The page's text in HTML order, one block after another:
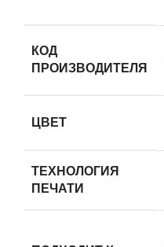
КОД
ПРОИЗВОДИТЕЛЯ
ЦВЕТ
ТЕХНОЛОГИЯ
ПЕЧАТИ